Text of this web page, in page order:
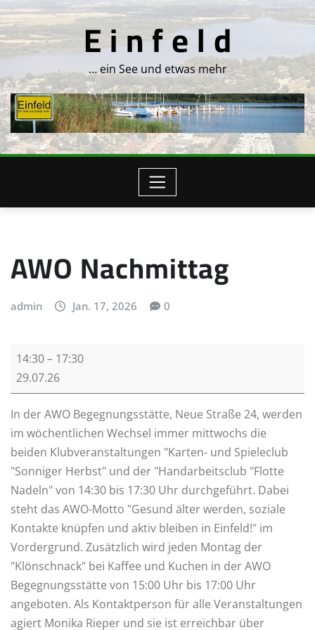
Skip
to
content
E i n f e l d
… ein See und etwas mehr
AWO Nachmittag
admin Jan. 17, 2026 0
W
O
N
a
c
h
m
i
t
t
a
g
14:30– 17:30
29.07.26
In der AWO Begegnungsstätte, Neue Straße 24, werden
im wöchentlichen Wechsel immer mittwochs die
beiden Klubveranstaltungen "Karten- und Spieleclub
"Sonniger Herbst" und der "Handarbeitsclub "Flotte
Nadeln" von 14:30 bis 17:30 Uhr durchgeführt. Dabei
steht das AWO-Motto "Gesund älter werden, soziale
Kontakte knüpfen und aktiv bleiben in Einfeld!" im
Vordergrund. Zusätzlich wird jeden Montag der
"Klönschnack" bei Kaffee und Kuchen in der AWO
Begegnungsstätte von 15:00 Uhr bis 17:00 Uhr
angeboten. Als Kontaktperson für alle Veranstaltungen
agiert Monika Rieper und sie ist erreichbar über